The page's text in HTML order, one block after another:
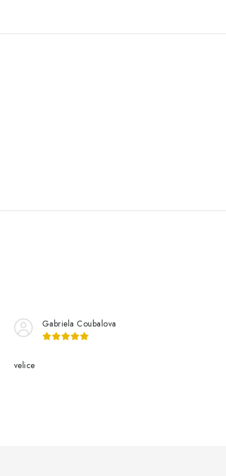
Gabriela Coubalova
velice